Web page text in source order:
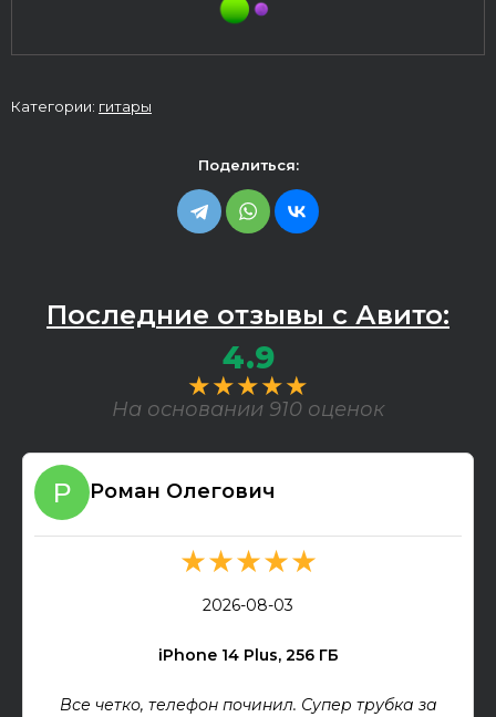
Категории: гитары
Поделиться:
Последние отзывы с Авито:
4.9
★★★★★
На основании 910 оценок
Роман Олегович
★★★★★
2026-08-03
iPhone 14 Plus, 256 ГБ
Все четко, телефон починил. Супер трубка за